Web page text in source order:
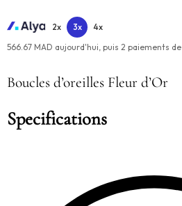
2x 3x
4x
566.67 MAD aujourd'hui, puis 2 paiements de
Boucles d’oreilles Fleur d’Or
Specifications